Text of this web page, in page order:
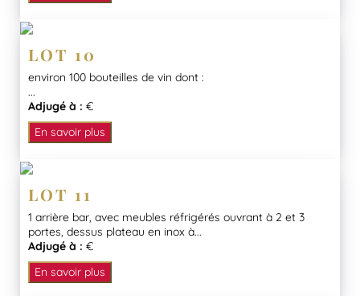
LOT 10
environ 100 bouteilles de vin dont :
...
Adjugé à : €
En savoir plus
LOT 11
1 arrière bar, avec meubles réfrigérés ouvrant à 2 et 3
portes, dessus plateau en inox à...
Adjugé à : €
En savoir plus